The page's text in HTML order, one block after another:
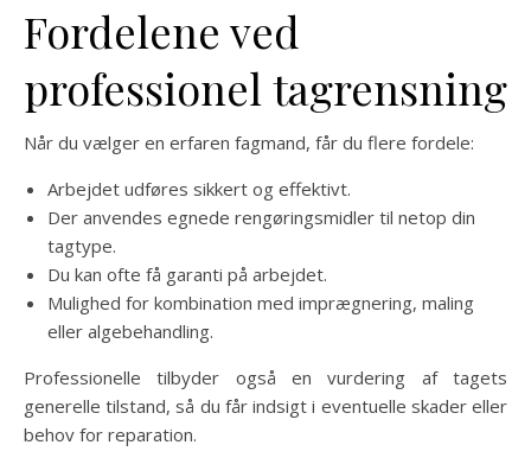
Fordelene ved
professionel tagrensning
Når du vælger en erfaren fagmand, får du flere fordele:
Arbejdet udføres sikkert og effektivt.
Der anvendes egnede rengøringsmidler til netop din
tagtype.
Du kan ofte få garanti på arbejdet.
Mulighed for kombination med imprægnering, maling
eller algebehandling.
Professionelle tilbyder også en vurdering af tagets
generelle tilstand, så du får indsigt i eventuelle skader eller
behov for reparation.